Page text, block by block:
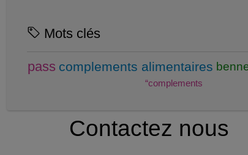
Mots clés
pass complements alimentaires
“complements
Contactez nous